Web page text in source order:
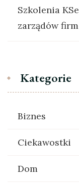
Szkolenia
zarządów firm
Kategorie
Biznes
Ciekawostki
Dom